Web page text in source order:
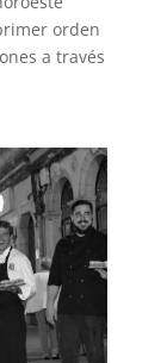
orden
a través